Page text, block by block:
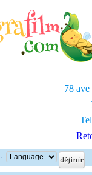
78 ave
·